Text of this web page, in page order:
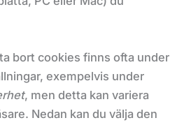
bort cookies finns ofta under
exempelvis under
, men detta kan variera
Nedan kan du välja den